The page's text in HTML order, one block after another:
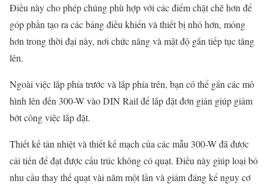
Điều này cho phép chúng phù hợp với các điểm chặt chẽ hơn để
góp phần tạo ra các bảng điều khiển và thiết bị nhỏ hơn, mỏng
hơn trong thời đại này, nơi chức năng và mật độ gắn tiếp tục tăng
lên.
Ngoài việc lắp phía trước và lắp phía trên, bạn có thể gắn các mô
hình lên đến 300-W vào DIN Rail để lắp đặt đơn giản giúp giảm
bớt công việc lắp đặt.
Thiết kế tản nhiệt và thiết kế mạch của các mẫu 300-W đã được
cải tiến để đạt được cấu trúc không có quạt. Điều này giúp loại bỏ
nhu cầu thay thế quạt vài năm một lần và giảm đáng kể nguy cơ